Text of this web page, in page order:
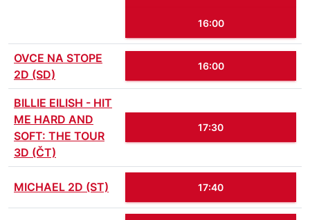
16:00
OVCE NA STOPE
2D (SD)
16:00
BILLIE EILISH - HIT
ME HARD AND
SOFT: THE TOUR
3D (ČT)
17:30
MICHAEL 2D (ST) 17:40